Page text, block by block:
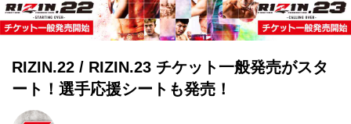
RIZIN.22 / RIZIN.23 チケット一般発売がスタ
ート！選手応援シートも発売！